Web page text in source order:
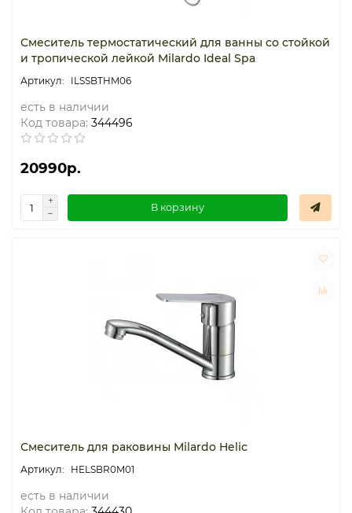
Смеситель термостатический для ванны со стойкой
и тропической лейкой Milardo Ideal Spa
ILSSBTHM06
есть в наличии
Код товара: 344496
20990р.
В корзину
Смеситель для раковины Milardo Helic
HELSBR0M01
есть в наличии